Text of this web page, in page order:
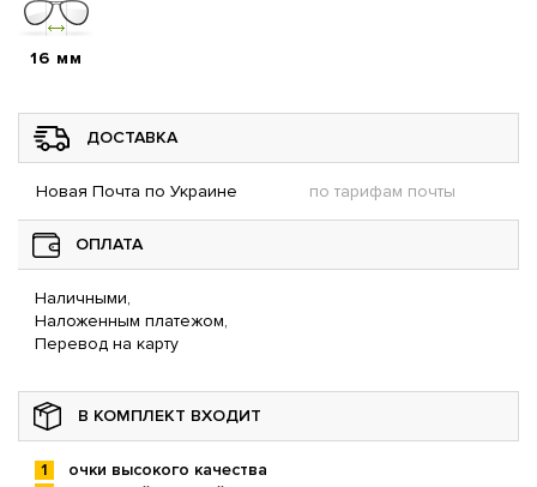
16 мм
ДОСТАВКА
Новая Почта по Украине по тарифам почты
ОПЛАТА
Наличными,
Наложенным платежом,
Перевод на карту
В КОМПЛЕКТ ВХОДИТ
очки высокого качества